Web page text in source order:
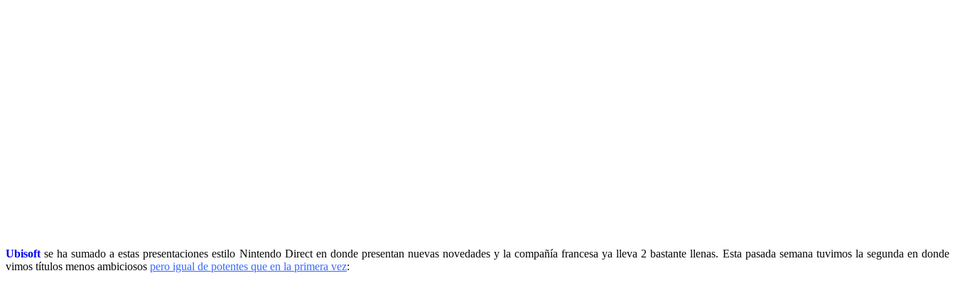
Ubisoft se ha sumado a estas presentaciones estilo Nintendo Direct en donde presentan nuevas novedades y la compañía francesa ya lleva 2 bastante llenas. Esta pasada semana tuvimos la segunda en donde
vimos títulos menos ambiciosos pero igual de potentes que en la primera vez: